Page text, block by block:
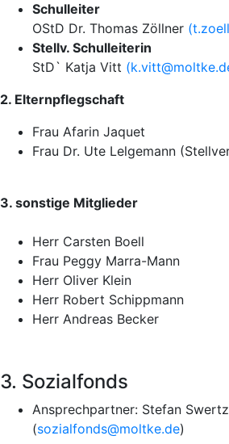
Schulleiter
OStD Dr. Thomas Zöllner
Stellv. Schulleiterin
StD` Katja Vitt (
2. Elternpflegschaft
Frau Afarin Jaquet
Frau Dr. Ute Lelgemann
3. sonstige Mitglieder
Herr Carsten Boell
Frau Peggy Marra-Mann
Herr Oliver Klein
Herr Robert Schippmann
Herr Andreas Becker
3. Sozialfonds
Ansprechpartner: Stefan Swertz
(sozialfonds@moltke.de)